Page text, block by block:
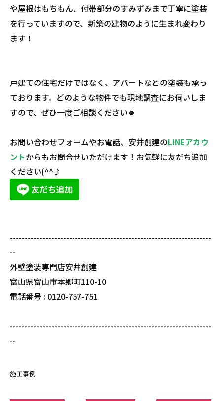
や屋根はもちもん、付帯部分のすみずみまで丁寧に塗装
を行っていますので、新築の建物のように生まれ変わり
ます！
戸建ての住宅だけではなく、アパートなどの塗装も承っ
ております。どのような物件でも現地調査にお伺いしま
すので、ぜひ一度ご相談ください🍀
お問い合わせフォームやお電話、安井創建のLINEアカウ
ントからもお問合せいただけます！お気軽に友だち追加
ください(^^♪
--------------------------------------------------------------------
--
外壁塗装専門店安井創建
富山県富山市本郷町110-10
電話番号 : 0120-757-751
--------------------------------------------------------------------
--
施工事例